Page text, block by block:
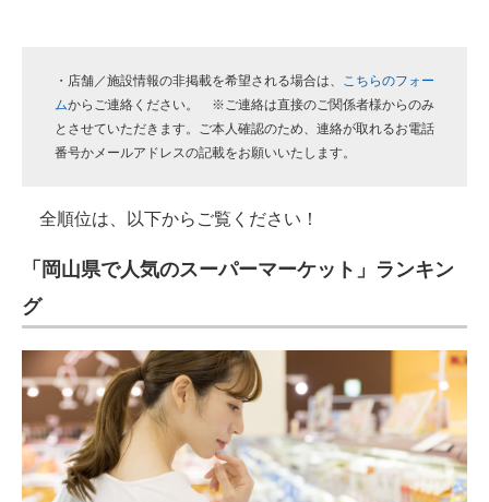
・店舗／施設情報の非掲載を希望される場合は、 こちらのフォー
ムからご連絡ください。 ※ご連絡は直接のご関係者様からのみ
とさせていただきます。ご本人確認のため、連絡が取れるお電話
番号かメールアドレスの記載をお願いいたします。
全順位は、以下からご覧ください！
「岡山県で人気のスーパーマーケット」ランキン
グ